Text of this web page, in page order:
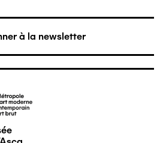
à la newsletter